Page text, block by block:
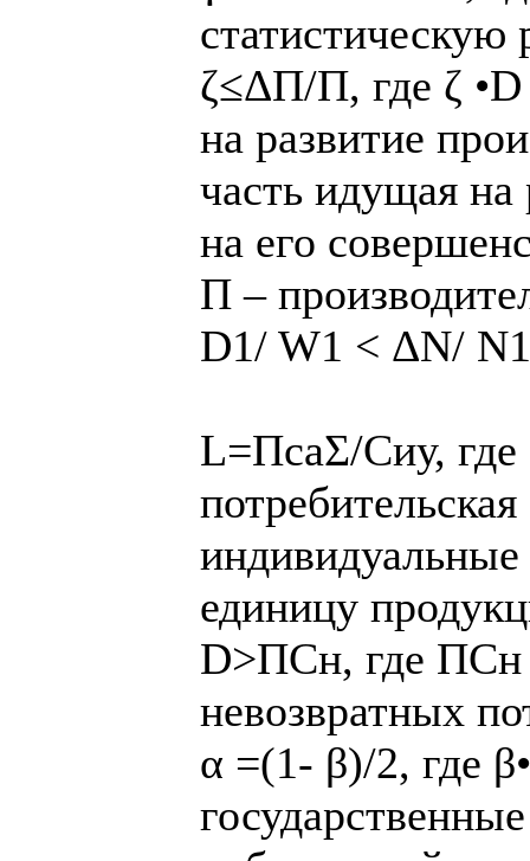
статистическую
ζ≤ΔП/П, где ζ •D
на развитие
часть идущая на
на его
П –
D1/ W1 < ΔN/ N1
L=ПсаΣ/Сиу, где
индивидуальные
единицу
D˃ПСн, где ПСн
невозвратных
α =(1- β)/2, где